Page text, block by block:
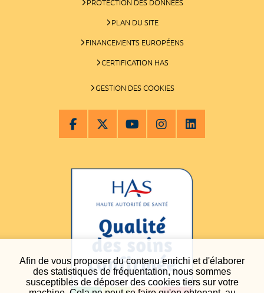
Afin de vous proposer du contenu enrichi et d'élaborer
des statistiques de fréquentation, nous sommes
susceptibles de déposer des cookies tiers sur votre
PROTECTION DES DONNÉES
PLAN DU SITE
FINANCEMENTS EUROPÉENS
CERTIFICATION HAS
GESTION DES COOKIES